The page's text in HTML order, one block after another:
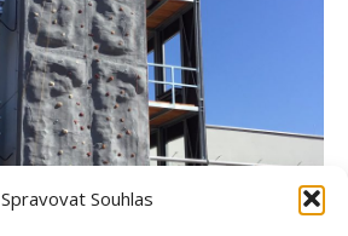
Spravovat Souhlas